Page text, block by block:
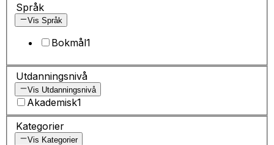
Språk
Vis Språk
Bokmål1
Utdanningsnivå
Vis Utdanningsnivå
Akademisk1
Kategorier
Vis Kategorier